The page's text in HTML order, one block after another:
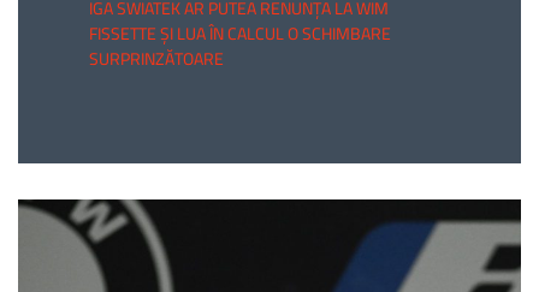
IGA SWIATEK AR PUTEA RENUNȚA LA WIM
FISSETTE ȘI LUA ÎN CALCUL O SCHIMBARE
SURPRINZĂTOARE